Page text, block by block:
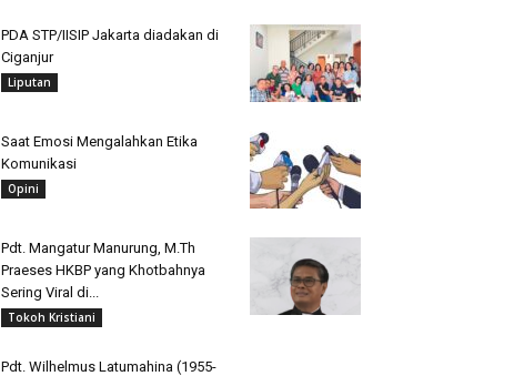
PDA STP/IISIP Jakarta diadakan di
Ciganjur
Liputan
Saat Emosi Mengalahkan Etika
Komunikasi
Opini
Pdt. Mangatur Manurung, M.Th
Praeses HKBP yang Khotbahnya
Sering Viral di...
Tokoh Kristiani
Pdt. Wilhelmus Latumahina (1955-